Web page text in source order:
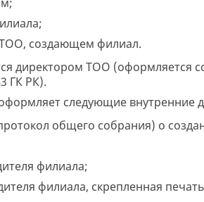
создающем филиал.
директором ТОО (оформляется
ГК РК).
следующие внутренние
общего собрания) о
филиала;
филиала, скрепленная